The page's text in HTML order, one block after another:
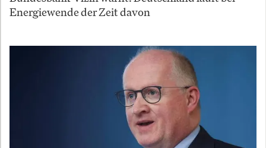
Energiewende der Zeit davon